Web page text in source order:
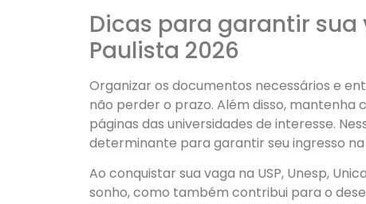
Dicas para garantir sua
Paulista 2026
Organizar os documentos necessários e
não perder o prazo. Além disso,
páginas das universidades de interesse.
determinante para garantir seu ingresso
Ao conquistar sua vaga na USP, Unesp,
sonho, como também contribui para o